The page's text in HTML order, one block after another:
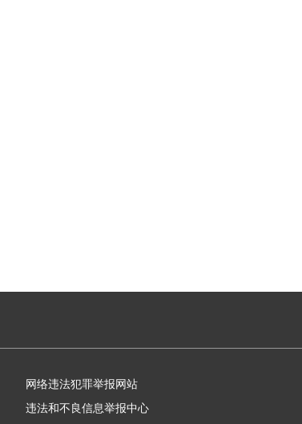
网络违法犯罪举报网站
违法和不良信息举报中心